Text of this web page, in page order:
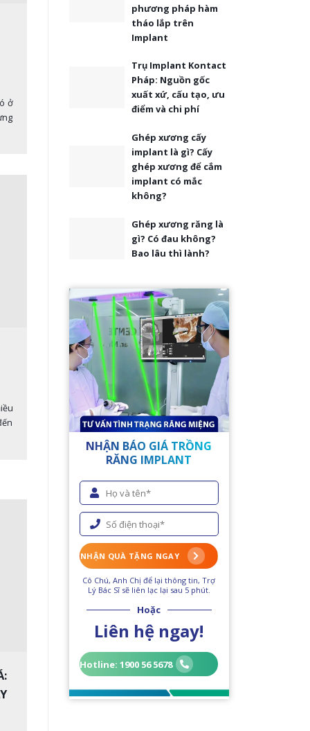
ở
phương pháp hàm
tháo lắp trên
Implant
Trụ Implant Kontact
Pháp: Nguồn gốc
xuất xứ, cấu tạo, ưu
điểm và chi phí
Ghép xương cấy
implant là gì? Cấy
ghép xương để cắm
implant có mắc
không?
Ghép xương răng là
gì? Có đau không?
Bao lâu thì lành?
NHẬN BÁO GIÁ TRỒNG
RĂNG IMPLANT
NHẬN QUÀ TẶNG NGAY
Cô Chú, Anh Chị để lại thông tin, Trợ
Lý Bác Sĩ sẽ liên lạc lại sau 5 phút.
Hoặc
Liên hệ ngay!
Hotline: 1900 56 5678